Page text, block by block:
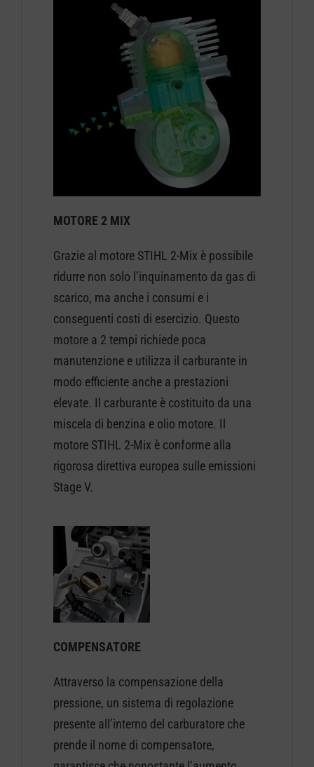
MOTORE 2 MIX
Grazie al motore STIHL 2-Mix è possibile
ridurre non solo l’inquinamento da gas di
scarico, ma anche i consumi e i
conseguenti costi di esercizio. Questo
motore a 2 tempi richiede poca
manutenzione e utilizza il carburante in
modo efficiente anche a prestazioni
elevate. Il carburante è costituito da una
miscela di benzina e olio motore. Il
motore STIHL 2-Mix è conforme alla
rigorosa direttiva europea sulle emissioni
Stage V.
COMPENSATORE
Attraverso la compensazione della
pressione, un sistema di regolazione
presente all’interno del carburatore che
prende il nome di compensatore,